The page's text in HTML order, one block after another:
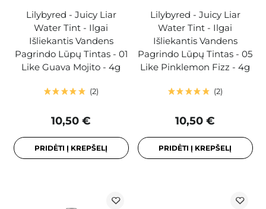
Lilybyred - Juicy Liar
Water Tint - Ilgai
Išliekantis Vandens
Pagrindo Lūpų Tintas - 01
Like Guava Mojito - 4g
2
10,50 €
PRIDĖTI Į KREPŠELĮ
Lilybyred - Juicy Liar
Water Tint - Ilgai
Išliekantis Vandens
Pagrindo Lūpų Tintas - 05
Like Pinklemon Fizz - 4g
2
10,50 €
PRIDĖTI Į KREPŠELĮ